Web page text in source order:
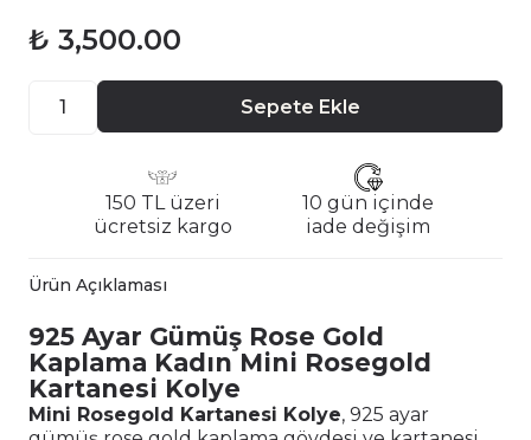
₺ 3,500.00
Sepete Ekle
150 TL üzeri
ücretsiz kargo
10 gün içinde
iade değişim
Ürün Açıklaması
925 Ayar Gümüş Rose Gold
Kaplama Kadın Mini Rosegold
Kartanesi Kolye
Mini Rosegold Kartanesi Kolye, 925 ayar